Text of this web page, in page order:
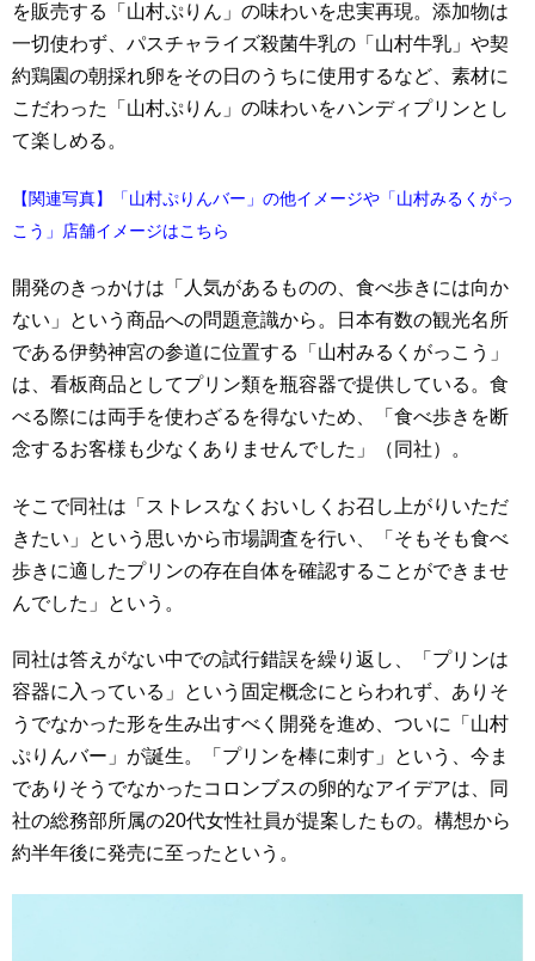
を販売する「山村ぷりん」の味わいを忠実再現。添加物は
一切使わず、パスチャライズ殺菌牛乳の「山村牛乳」や契
約鶏園の朝採れ卵をその日のうちに使用するなど、素材に
こだわった「山村ぷりん」の味わいをハンディプリンとし
て楽しめる。
【関連写真】「山村ぷりんバー」の他イメージや「山村みるくがっ
こう」店舗イメージはこちら
開発のきっかけは「人気があるものの、食べ歩きには向か
ない」という商品への問題意識から。日本有数の観光名所
である伊勢神宮の参道に位置する「山村みるくがっこう」
は、看板商品としてプリン類を瓶容器で提供している。食
べる際には両手を使わざるを得ないため、「食べ歩きを断
念するお客様も少なくありませんでした」（同社）。
そこで同社は「ストレスなくおいしくお召し上がりいただ
きたい」という思いから市場調査を行い、「そもそも食べ
歩きに適したプリンの存在自体を確認することができませ
んでした」という。
同社は答えがない中での試行錯誤を繰り返し、「プリンは
容器に入っている」という固定概念にとらわれず、ありそ
うでなかった形を生み出すべく開発を進め、ついに「山村
ぷりんバー」が誕生。「プリンを棒に刺す」という、今ま
でありそうでなかったコロンブスの卵的なアイデアは、同
社の総務部所属の20代女性社員が提案したもの。構想から
約半年後に発売に至ったという。